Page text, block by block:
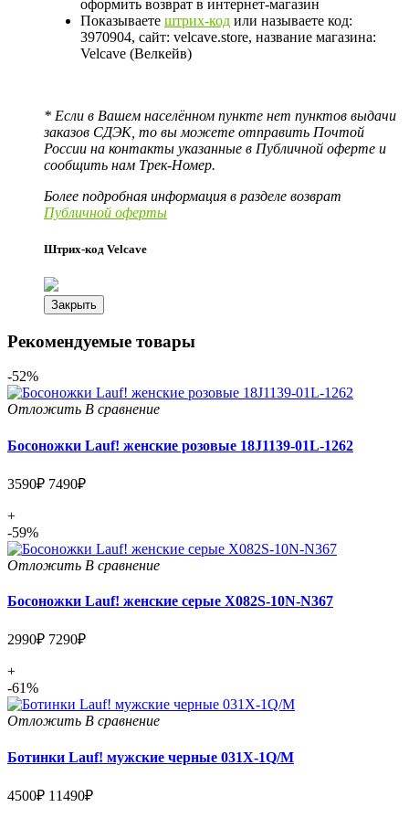
оформить возврат в интернет-магазин
Показываете штрих-код или называете код:
3970904, сайт: velcave.store, название магазина:
Velcave (Велкейв)
* Если в Вашем населённом пункте нет пунктов выдачи
заказов СДЭК, то вы можете отправить Почтой
России на контакты указанные в Публичной оферте и
сообщить нам Трек-Номер.
Более подробная информация в разделе возврат
Публичной оферты
Штрих-код Velcave
Закрыть
Рекомендуемые товары
-52%
Отложить В сравнение
Босоножки Lauf! женские розовые 18J1139-01L-1262
3590₽ 7490₽
+
-59%
Отложить В сравнение
Босоножки Lauf! женские серые X082S-10N-N367
2990₽ 7290₽
+
-61%
Отложить В сравнение
Ботинки Lauf! мужские черные 031X-1Q/M
4500₽ 11490₽